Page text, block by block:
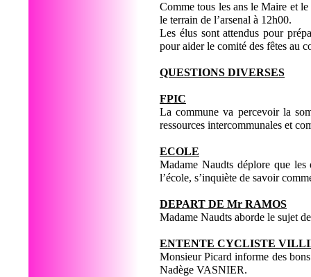
Comme tous les ans le Maire et
le terrain de l’arsenal à 12h00.
Les élus sont attendus pour
pour aider le comité des fêtes au
QUESTIONS DIVERSES
FPIC
La commune va percevoir la
ressources intercommunales et
ECOLE
Madame Naudts déplore que
l’école, s’inquiète de savoir
DEPART DE Mr RAMOS
Madame Naudts aborde le sujet
ENTENTE CYCLISTE
Monsieur Picard informe des
Nadège VASNIER.